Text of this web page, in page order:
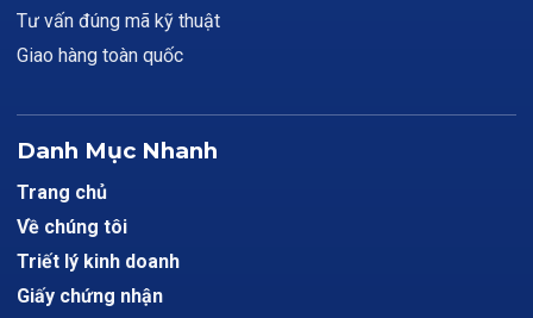
Tư vấn đúng mã kỹ thuật
Giao hàng toàn quốc
Danh Mục Nhanh
Trang chủ
Về chúng tôi
Triết lý kinh doanh
Giấy chứng nhận